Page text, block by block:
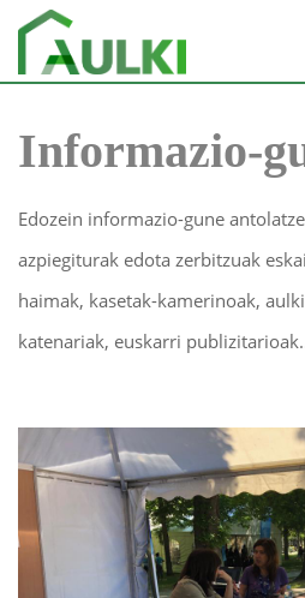
Informazio-
Edozein informazio-gune
azpiegiturak edota zerbitzuak
haimak, kasetak-kamerinoak,
katenariak, euskarri